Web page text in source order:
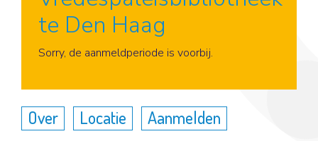
te Den Haag
Aanmelden
Sorry, de aanmeldperiode is voorbij.
Over Locatie Aanmelden